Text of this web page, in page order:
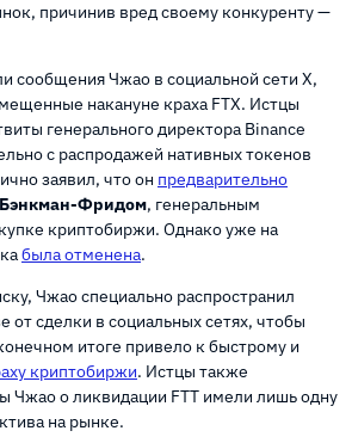
причинив вред своему конкуренту —
сообщения Чжао в социальной сети X,
накануне краха FTX. Истцы
генерального директора Binance
с распродажей нативных токенов
заявил, что он предварительно
Фридом, генеральным
криптобиржи. Однако уже на
была отменена.
Чжао специально распространил
от сделки в социальных сетях, чтобы
итоге привело к быстрому и
криптобиржи. Истцы также
Чжао о ликвидации FTT имели лишь одну
на рынке.